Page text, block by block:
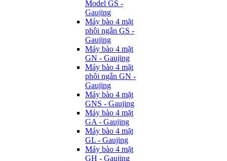
Model GS -
Gaujing
Máy bào 4 mặt
phôi ngắn GS -
Gaujing
Máy bào 4 mặt
GN - Gaujing
Máy bào 4 mặt
phôi ngắn GN -
Gaujing
Máy bào 4 mặt
GNS - Gaujing
Máy bào 4 mặt
GA - Gaujing
Máy bào 4 mặt
GL - Gaujing
Máy bào 4 mặt
GH - Gaujing